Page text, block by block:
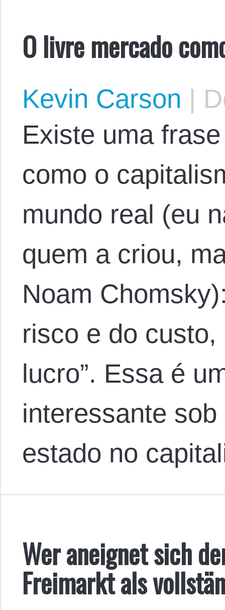
O livre mercado
Kevin Carson |
Existe uma
como o
mundo real (eu
quem a criou,
Noam
risco e do
lucro”. Essa é
interessante
estado no
Wer aneignet sich
Freimarkt als